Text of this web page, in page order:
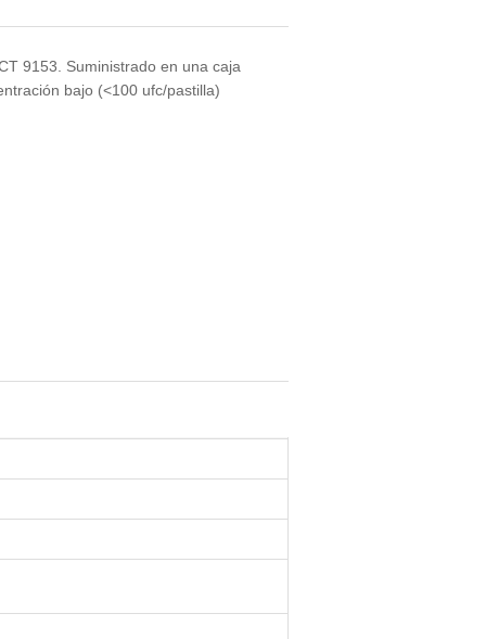
9153. Suministrado en una caja
bajo (<100 ufc/pastilla)